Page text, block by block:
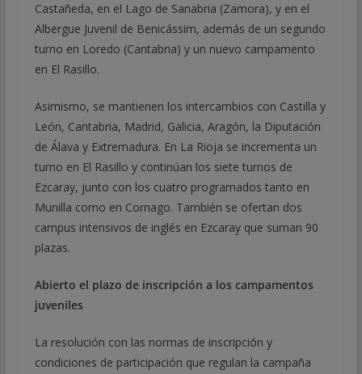
Castañeda, en el Lago de Sanabria (Zamora), y en el
Albergue Juvenil de Benicássim, además de un segundo
turno en Loredo (Cantabria) y un nuevo campamento
en El Rasillo.
Asimismo, se mantienen los intercambios con Castilla y
León, Cantabria, Madrid, Galicia, Aragón, la Diputación
de Álava y Extremadura. En La Rioja se incrementa un
turno en El Rasillo y continúan los siete turnos de
Ezcaray, junto con los cuatro programados tanto en
Munilla como en Cornago. También se ofertan dos
campus intensivos de inglés en Ezcaray que suman 90
plazas.
Abierto el plazo de inscripción a los campamentos
juveniles
La resolución con las normas de inscripción y
condiciones de participación que regulan la campaña